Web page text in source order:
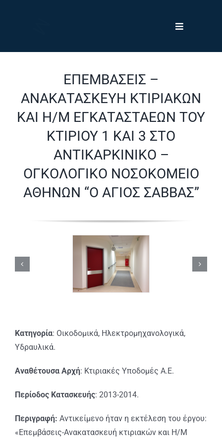
Toggle
Νέα
ΕΠΕΜΒΑΣΕΙΣ –
ΑΝΑΚΑΤΑΣΚΕΥΗ ΚΤΙΡΙΑΚΩΝ
ΚΑΙ Η/Μ ΕΓΚΑΤΑΣΤΑΕΩΝ ΤΟΥ
ΚΤΙΡΙΟΥ 1 ΚΑΙ 3 ΣΤΟ
ΑΝΤΙΚΑΡΚΙΝΙΚΟ –
ΟΓΚΟΛΟΓΙΚΟ ΝΟΣΟΚΟΜΕΙΟ
ΑΘΗΝΩΝ “Ο ΑΓΙΟΣ ΣΑΒΒΑΣ”
Κατηγορία: Οικοδομικά, Ηλεκτρομηχανολογικά,
Υδραυλικά.
Αναθέτουσα Αρχή: Κτιριακές Υποδομές Α.Ε.
Περίοδος Κατασκευής: 2013-2014.
Περιγραφή: Αντικείμενο ήταν η εκτέλεση του έργου:
«Επεμβάσεις-Ανακατασκευή κτιριακών και Η/Μ